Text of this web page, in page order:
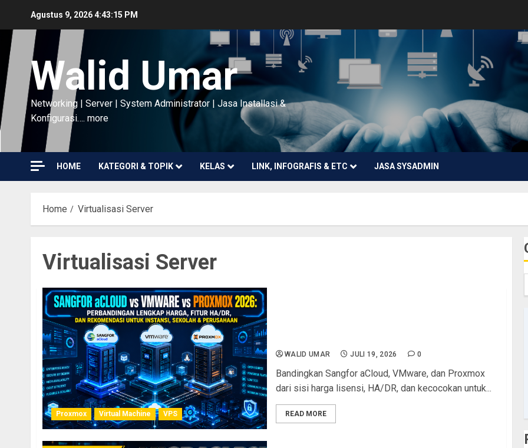
content
Agustus 9, 20264:43:16 PM
Walid Umar
Networking | Server | System Administrator | Jasa Installasi &
Konfigurasi…. more
HOME KATEGORI & TOPIK KELAS LINK, INFOGRAFIS & ETC JASA SYSADMIN
Home Virtualisasi Server
Virtualisasi Server
Proxmox Virtual Machine VPS
WALID UMAR JULI 19, 2026 0
Bandingkan Sangfor aCloud, VMware, dan Proxmox
dari sisi harga lisensi, HA/DR, dan kecocokan untuk...
READ MORE